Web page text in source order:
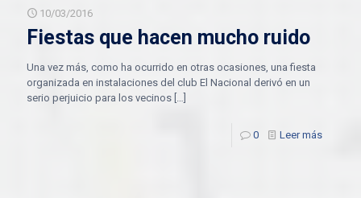
10/03/2016
Fiestas que hacen mucho ruido
Una vez más, como ha ocurrido en otras ocasiones, una fiesta
organizada en instalaciones del club El Nacional derivó en un
serio perjuicio para los vecinos […]
0 Leer más